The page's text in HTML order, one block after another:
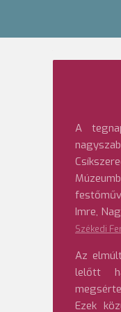
A
Imre,
Székedi
Az
lelőtt
Ezek